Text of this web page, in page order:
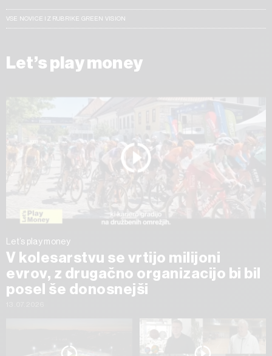
VSE NOVICE IZ RUBRIKE GREEN VISION
Let’s play money
Let’s play money
V kolesarstvu se vrtijo milijoni
evrov, z drugačno organizacijo bi bil
posel še donosnejši